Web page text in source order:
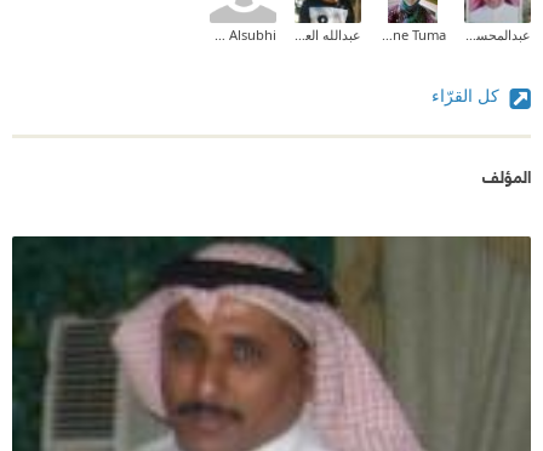
عبدالمحسن علي السبعان Nadia Yassine Tuma عبدالله العبدلي Arwa Alsubhi
كل القرّاء
المؤلف